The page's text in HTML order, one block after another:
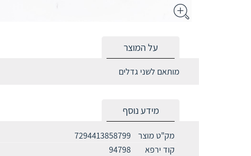
על המוצר
מותאם לשני גדלים
מידע נוסף
מק"ט מוצר
7294413858799
קוד ירפא
94798